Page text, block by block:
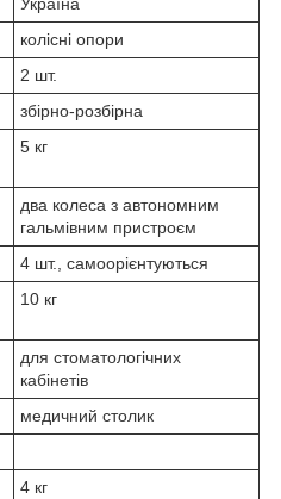
Україна
колісні опори
2 шт.
збірно-розбірна
5 кг
два колеса з автономним
гальмівним пристроєм
4 шт., самоорієнтуються
10 кг
для стоматологічних
кабінетів
медичний столик
4 кг